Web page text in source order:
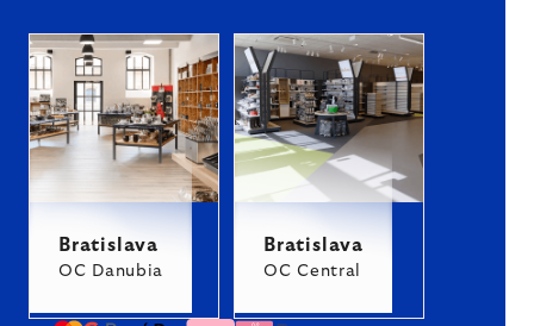
Bratislava
OC Danubia
Bratislava
OC Central